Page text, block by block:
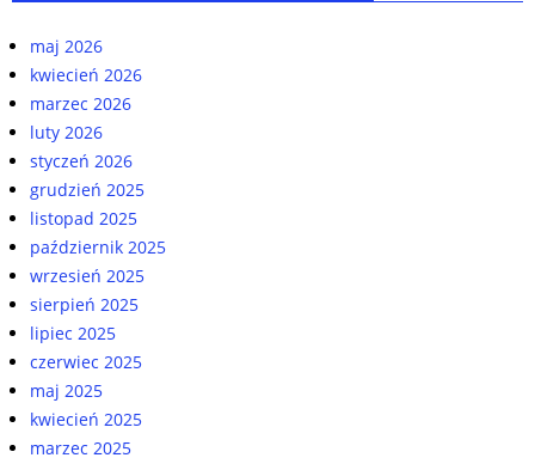
maj 2026
kwiecień 2026
marzec 2026
luty 2026
styczeń 2026
grudzień 2025
listopad 2025
październik 2025
wrzesień 2025
sierpień 2025
lipiec 2025
czerwiec 2025
maj 2025
kwiecień 2025
marzec 2025